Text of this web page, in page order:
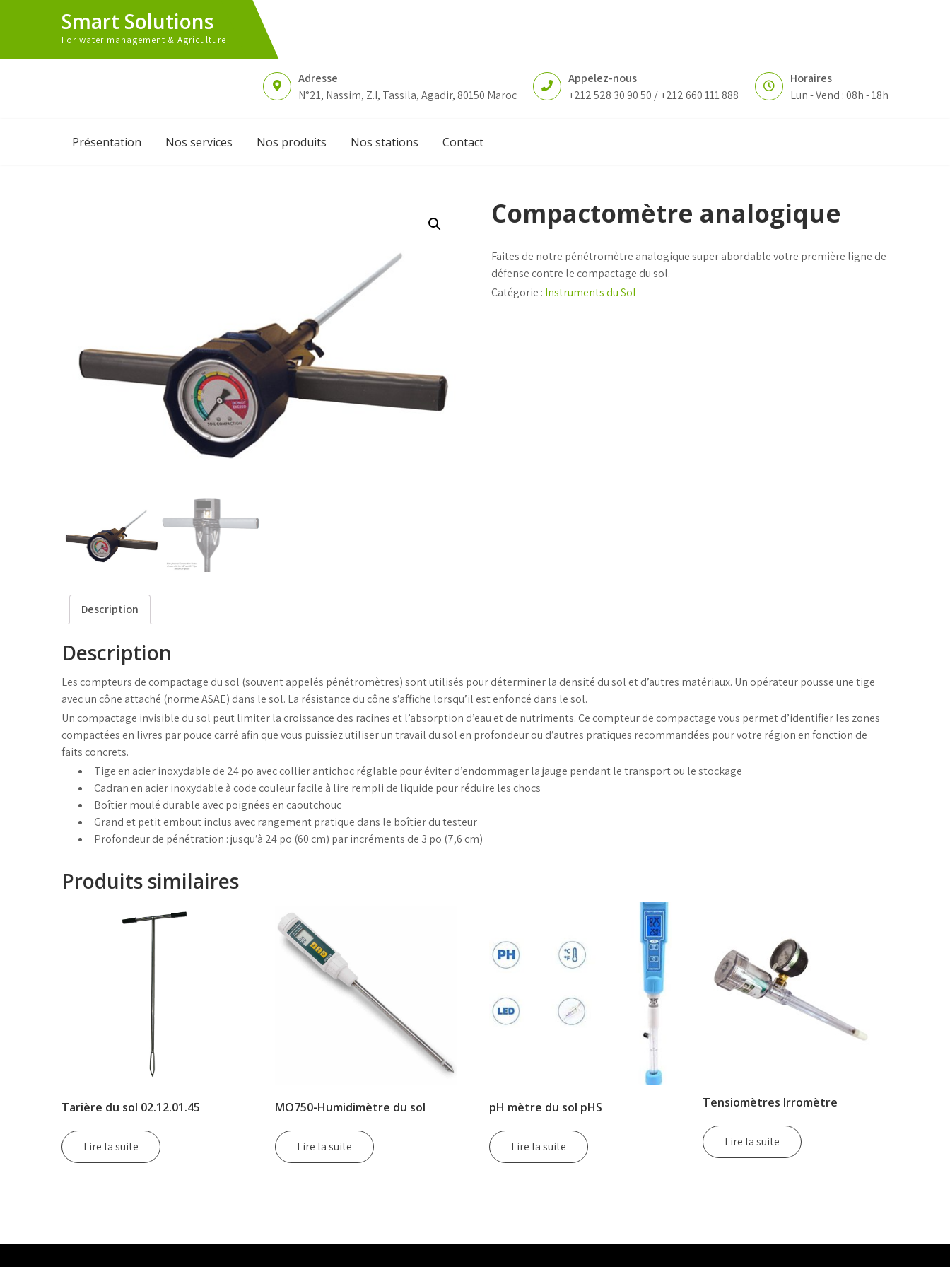
Smart Solutions
For water management & Agriculture
Adresse
N°21, Nassim, Z.I, Tassila, Agadir, 80150 Maroc
Appelez-nous
+212 528 30 90 50 / +212 660 111 888
Horaires
Lun - Vend : 08h - 18h
Présentation Nos services Nos produits Nos stations Contact
Compactomètre analogique
Faites de notre pénétromètre analogique super abordable votre première ligne de
défense contre le compactage du sol.
Catégorie : Instruments du Sol
Description
Description
Les compteurs de compactage du sol (souvent appelés pénétromètres) sont utilisés pour déterminer la densité du sol et d’autres matériaux. Un opérateur pousse une tige
avec un cône attaché (norme ASAE) dans le sol. La résistance du cône s’affiche lorsqu’il est enfoncé dans le sol.
Un compactage invisible du sol peut limiter la croissance des racines et l’absorption d’eau et de nutriments. Ce compteur de compactage vous permet d’identifier les zones
compactées en livres par pouce carré afin que vous puissiez utiliser un travail du sol en profondeur ou d’autres pratiques recommandées pour votre région en fonction de
faits concrets.
Tige en acier inoxydable de 24 po avec collier antichoc réglable pour éviter d’endommager la jauge pendant le transport ou le stockage
Cadran en acier inoxydable à code couleur facile à lire rempli de liquide pour réduire les chocs
Boîtier moulé durable avec poignées en caoutchouc
Grand et petit embout inclus avec rangement pratique dans le boîtier du testeur
Profondeur de pénétration : jusqu’à 24 po (60 cm) par incréments de 3 po (7,6 cm)
Produits similaires
Tarière du sol 02.12.01.45
Lire la suite
MO750-Humidimètre du sol
Lire la suite
pH mètre du sol pHS
Lire la suite
Tensiomètres Irromètre
Lire la suite